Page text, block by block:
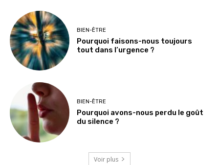
BIEN-ÊTRE
Pourquoi faisons-nous toujours
tout dans l’urgence ?
BIEN-ÊTRE
Pourquoi avons-nous perdu le goût
du silence ?
Voir plus